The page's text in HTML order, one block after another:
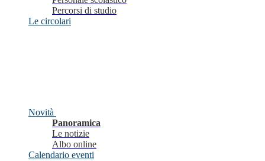
Percorsi di studio
Le circolari
Novità
Panoramica
Le notizie
Albo online
Calendario eventi